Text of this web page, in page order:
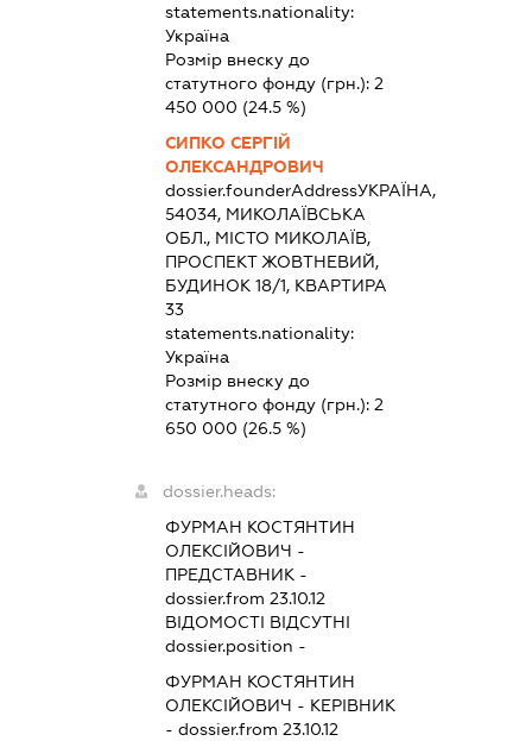
statements.nationality:
Україна
Розмір внеску до
статутного фонду (грн.): 2
450 000 (24.5 %)
СИПКО СЕРГІЙ
ОЛЕКСАНДРОВИЧ
dossier.founderAddressУКРАЇНА,
54034, МИКОЛАЇВСЬКА
ОБЛ., МІСТО МИКОЛАЇВ,
ПРОСПЕКТ ЖОВТНЕВИЙ,
БУДИНОК 18/1, КВАРТИРА
33
statements.nationality:
Україна
Розмір внеску до
статутного фонду (грн.): 2
650 000 (26.5 %)
dossier.heads:
ФУРМАН КОСТЯНТИН
ОЛЕКСІЙОВИЧ -
ПРЕДСТАВНИК -
dossier.from 23.10.12
ВІДОМОСТІ ВІДСУТНІ
dossier.position -
ФУРМАН КОСТЯНТИН
ОЛЕКСІЙОВИЧ - КЕРІВНИК
- dossier.from 23.10.12